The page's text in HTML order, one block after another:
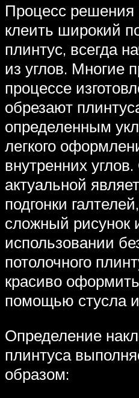
Процесс решения
клеить широкий
плинтус, всегда
из углов. Многие
процессе
обрезают
определенным
легкого
внутренних
актуальной
подгонки
сложный рисунок
использовании
потолочного
красиво
помощью стусла
Определение
плинтуса
образом: